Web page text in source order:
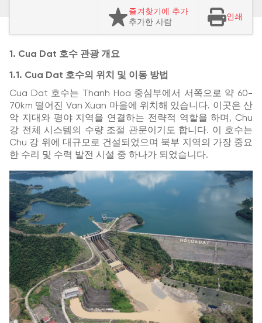
즐겨찾기에 추가
추가한 사람
인쇄
1. Cua Dat 호수 관광 개요
1.1. Cua Dat 호수의 위치 및 이동 방법
Cua Dat 호수는 Thanh Hoa 중심부에서 서쪽으로 약 60-
70km 떨어진 Van Xuan 마을에 위치해 있습니다. 이곳은 산
악 지대와 평야 지역을 연결하는 전략적 역할을 하며, Chu
강 전체 시스템의 수량 조절 관문이기도 합니다. 이 호수는
Chu 강 위에 대규모로 건설되었으며 북부 지역의 가장 중요
한 수리 및 수력 발전 시설 중 하나가 되었습니다.